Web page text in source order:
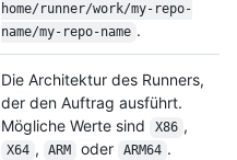
home/runner/work/my-repo-
name/my-repo-name .
Die Architektur des Runners,
der den Auftrag ausführt.
Mögliche Werte sind
X86 ,
X64 , ARM oder ARM64 .